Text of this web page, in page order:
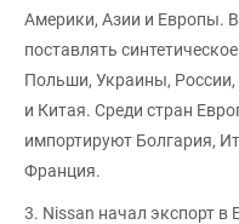
Америки, Азии и Европы.
поставлять
Польши, Украины,
и Китая. Среди стран
импортируют Болгария,
Франция.
3. Nissan начал экспорт в